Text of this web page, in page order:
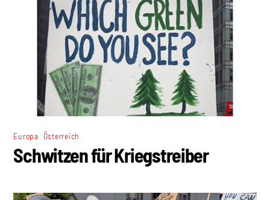
Europa Österreich
Schwitzen für Kriegstreiber